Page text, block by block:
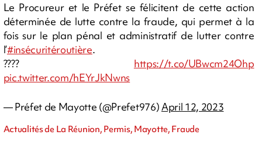
Le Procureur et le Préfet se félicitent de cette action
déterminée de lutte contre la fraude, qui permet à la
fois sur le plan pénal et administratif de lutter contre
l’#insécuritéroutière.
????️ https://t.co/UBwcm24Ohp
pic.twitter.com/hEYrJkNwns
— Préfet de Mayotte (@Prefet976)April 12, 2023
Actualités de La Réunion, Permis, Mayotte, Fraude